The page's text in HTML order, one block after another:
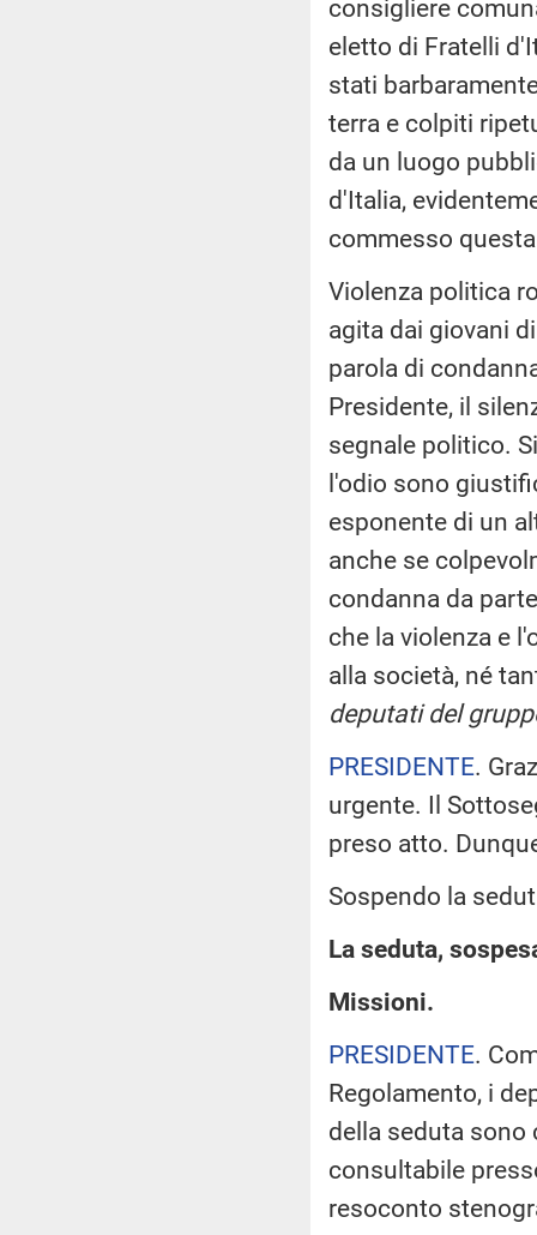
consigliere
eletto di Fratelli
stati
terra e colpiti
da un luogo
d'Italia,
commesso
Violenza politica
agita dai giovani
parola di
Presidente, il
segnale politico.
l'odio sono
esponente di un
anche se
condanna da
che la violenza e
alla società, né
deputati del
PRESIDENTE.
urgente. Il
preso atto.
Sospendo la
La seduta,
Missioni.
PRESIDENTE.
Regolamento, i
della seduta sono
consultabile
resoconto